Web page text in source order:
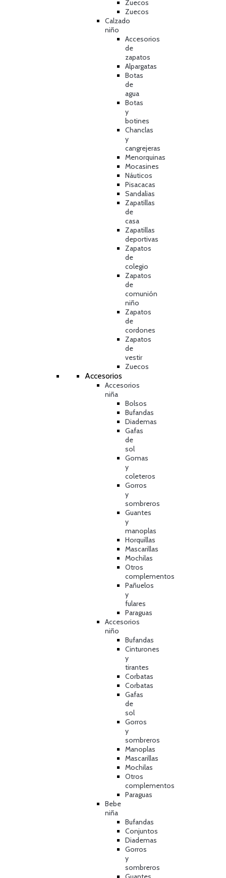
Zuecos
Zuecos
Calzado
niño
Accesorios
de
zapatos
Alpargatas
Botas
de
agua
Botas
y
botines
Chanclas
y
cangrejeras
Menorquinas
Mocasines
Náuticos
Pisacacas
Sandalias
Zapatillas
de
casa
Zapatillas
deportivas
Zapatos
de
colegio
Zapatos
de
comunión
niño
Zapatos
de
cordones
Zapatos
de
vestir
Zuecos
Accesorios
Accesorios
niña
Bolsos
Bufandas
Diademas
Gafas
de
sol
Gomas
y
coleteros
Gorros
y
sombreros
Guantes
y
manoplas
Horquillas
Mascarillas
Mochilas
Otros
complementos
Pañuelos
y
fulares
Paraguas
Accesorios
niño
Bufandas
Cinturones
y
tirantes
Corbatas
Corbatas
Gafas
de
sol
Gorros
y
sombreros
Manoplas
Mascarillas
Mochilas
Otros
complementos
Paraguas
Bebe
niña
Bufandas
Conjuntos
Diademas
Gorros
y
sombreros